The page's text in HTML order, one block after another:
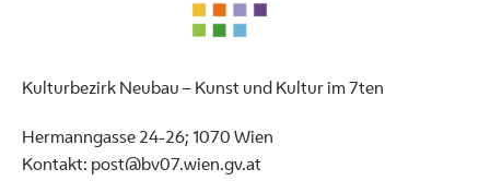
Kulturbezirk Neubau – Kunst und Kultur im 7ten
Hermanngasse 24-26; 1070 Wien
Kontakt: post@bv07.wien.gv.at